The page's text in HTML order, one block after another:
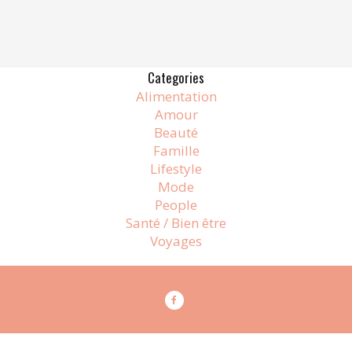
Categories
Alimentation
Amour
Beauté
Famille
Lifestyle
Mode
People
Santé / Bien être
Voyages